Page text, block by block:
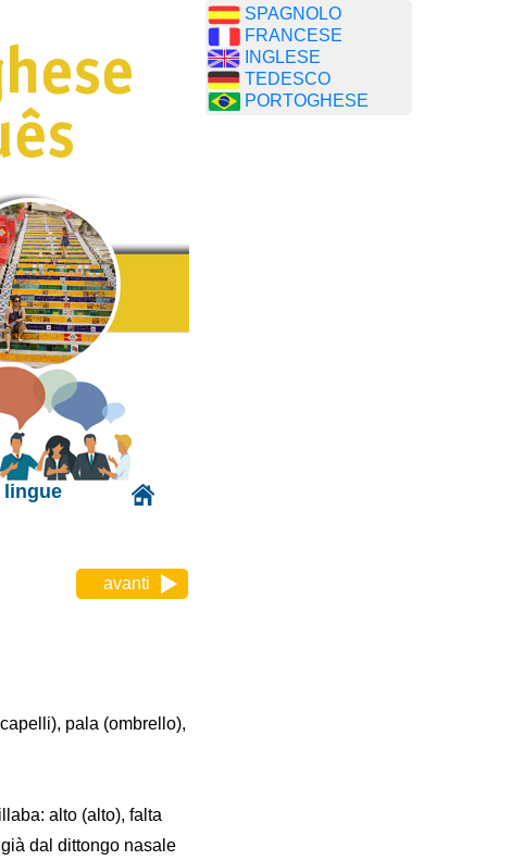
lingue
avanti
pala (ombrello),
alto (alto), falta
dal dittongo nasale
SPAGNOLO
FRANCESE
INGLESE
TEDESCO
PORTOGHESE